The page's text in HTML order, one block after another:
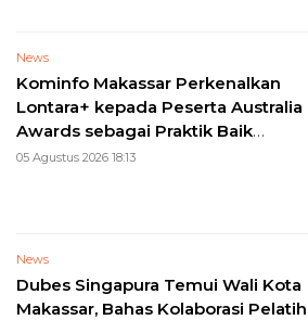
News
Kominfo Makassar Perkenalkan
Lontara+ kepada Peserta Australia
Awards sebagai Praktik Baik
Transformasi Digital
05 Agustus 2026 18:13
News
Dubes Singapura Temui Wali Kota
Makassar, Bahas Kolaborasi